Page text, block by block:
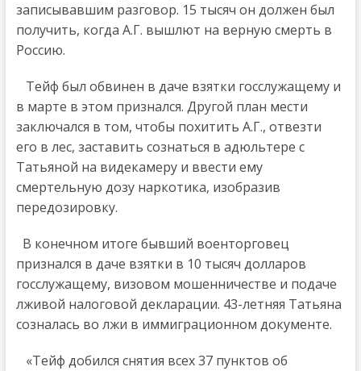
записывавшим разговор. 15 тысяч он должен был
получить, когда А.Г. вышлют на верную смерть в
Россию.
Тейф был обвинен в даче взятки госслужащему и
в марте в этом признался. Другой план мести
заключался в том, чтобы похитить А.Г., отвезти
его в лес, заставить сознаться в адюльтере с
Татьяной на видекамеру и ввести ему
смертельную дозу наркотика, изобразив
передозировку.
В конечном итоге бывший военторговец
признался в даче взятки в 10 тысяч долларов
госслужащему, визовом мошенничестве и подаче
лживой налоговой декларации. 43-летняя Татьяна
созналась во лжи в иммиграционном документе.
«Тейф добился снятия всех 37 пунктов об